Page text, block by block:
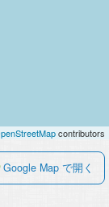
contributors
Google Map で開く